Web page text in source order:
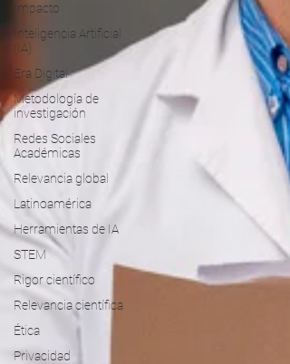
Impacto
Inteligencia Artificial
(IA)
Era Digital
Metodología de
investigación
Redes Sociales
Académicas
Relevancia global
Latinoamérica
Herramientas de IA
STEM
Rigor científico
Relevancia científica
Ética
Privacidad